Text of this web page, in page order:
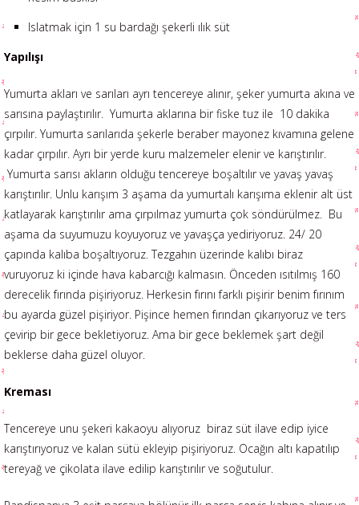
Islatmak için 1 su bardağı şekerli ılık süt
Yapılışı
Yumurta akları ve sarıları ayrı tencereye alınır, şeker yumurta akına ve
sarısına paylaştırılır. Yumurta aklarına bir fiske tuz ile 10 dakika
çırpılır. Yumurta sarılarıda şekerle beraber mayonez kıvamına gelene
kadar çırpılır. Ayrı bir yerde kuru malzemeler elenir ve karıştırılır.
Yumurta sarısı akların olduğu tencereye boşaltılır ve yavaş yavaş
karıştırılır. Unlu karışım 3 aşama da yumurtalı karışıma eklenir alt üst
katlayarak karıştırılır ama çırpılmaz yumurta çok söndürülmez. Bu
aşama da suyumuzu koyuyoruz ve yavaşça yediriyoruz. 24/ 20
çapında kalıba boşaltıyoruz. Tezgahın üzerinde kalıbı biraz
vuruyoruz ki içinde hava kabarcığı kalmasın. Önceden ısıtılmış 160
derecelik fırında pişiriyoruz. Herkesin fırını farklı pişirir benim fırınım
bu ayarda güzel pişiriyor. Pişince hemen fırından çıkarıyoruz ve ters
çevirip bir gece bekletiyoruz. Ama bir gece beklemek şart değil
beklerse daha güzel oluyor.
Kreması
Tencereye unu şekeri kakaoyu alıyoruz biraz süt ilave edip iyice
karıştırıyoruz ve kalan sütü ekleyip pişiriyoruz. Ocağın altı kapatılıp
tereyağ ve çikolata ilave edilip karıştırılır ve soğutulur.